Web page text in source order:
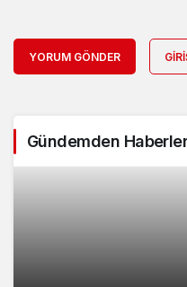
YORUM GÖNDER
Gündemden